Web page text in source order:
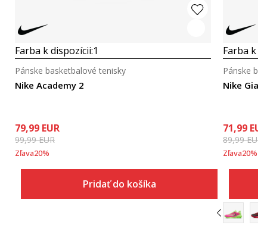
Farba k dispozícii:1
Nike Academy 2
Pánske basketbalové tenisky
79,99 EUR
99,99EUR
Zľava20%
Pridať do košíka
Farba k
Nike
Pánske
71,99 EUR
89,99EUR
Zľava20%